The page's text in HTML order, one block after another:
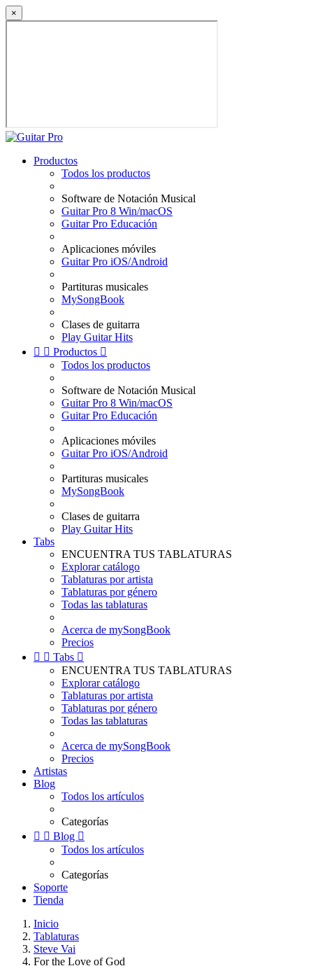
×
Productos
Todos los productos
Software de Notación Musical
Guitar Pro 8 Win/macOS
Guitar Pro Educación
Aplicaciones móviles
Guitar Pro iOS/Android
Partituras musicales
MySongBook
Clases de guitarra
Play Guitar Hits
  Productos 
Todos los productos
Software de Notación Musical
Guitar Pro 8 Win/macOS
Guitar Pro Educación
Aplicaciones móviles
Guitar Pro iOS/Android
Partituras musicales
MySongBook
Clases de guitarra
Play Guitar Hits
Tabs
ENCUENTRA TUS TABLATURAS
Explorar catálogo
Tablaturas por artista
Tablaturas por género
Todas las tablaturas
Acerca de mySongBook
Precios
  Tabs 
ENCUENTRA TUS TABLATURAS
Explorar catálogo
Tablaturas por artista
Tablaturas por género
Todas las tablaturas
Acerca de mySongBook
Precios
Artistas
Blog
Todos los artículos
Categorías
  Blog 
Todos los artículos
Categorías
Soporte
Tienda
Inicio
Tablaturas
Steve Vai
For the Love of God